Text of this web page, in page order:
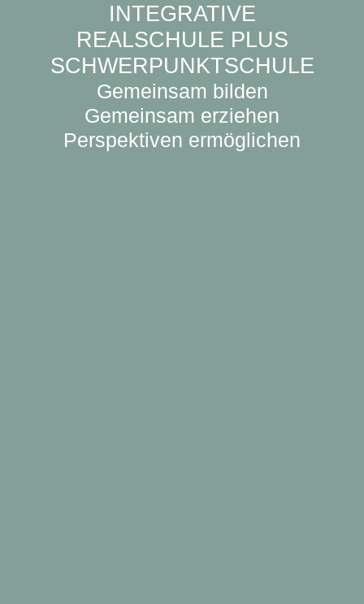
INTEGRATIVE
REALSCHULE PLUS
SCHWERPUNKTSCHULE
Gemeinsam bilden
Gemeinsam erziehen
Perspektiven ermöglichen